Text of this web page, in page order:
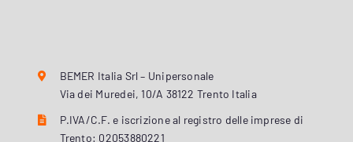
BEMER Italia Srl – Unipersonale
Via dei Muredei, 10/A 38122 Trento Italia
P.IVA/C.F. e iscrizione al registro delle imprese di
Trento: 02053880221